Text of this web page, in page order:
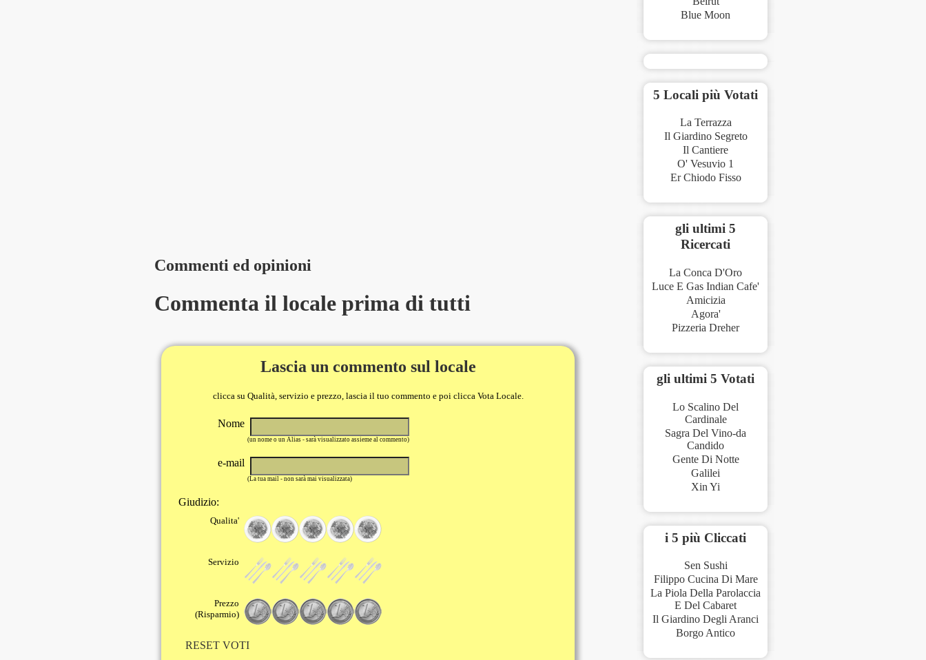
Commenti ed opinioni
Commenta il locale prima di tutti
Lascia un commento sul locale
clicca su Qualità, servizio e prezzo, lascia il tuo commento e poi clicca Vota Locale.
Nome
(un nome o un Alias - sarà visualizzato assieme al commento)
e-mail
(La tua mail - non sarà mai visualizzata)
Giudizio:
Qualita'
Servizio
Prezzo
(Risparmio)
RESET VOTI
Blue Moon
5 Locali più Votati
La Terrazza
Il Giardino Segreto
Il Cantiere
O' Vesuvio 1
Er Chiodo Fisso
gli ultimi 5
Ricercati
La Conca D'Oro
Luce E Gas Indian Cafe'
Amicizia
Agora'
Pizzeria Dreher
gli ultimi 5 Votati
Lo Scalino Del
Cardinale
Sagra Del Vino-da
Candido
Gente Di Notte
Galilei
Xin Yi
i 5 più Cliccati
Sen Sushi
Filippo Cucina Di Mare
La Piola Della Parolaccia
E Del Cabaret
Il Giardino Degli Aranci
Borgo Antico